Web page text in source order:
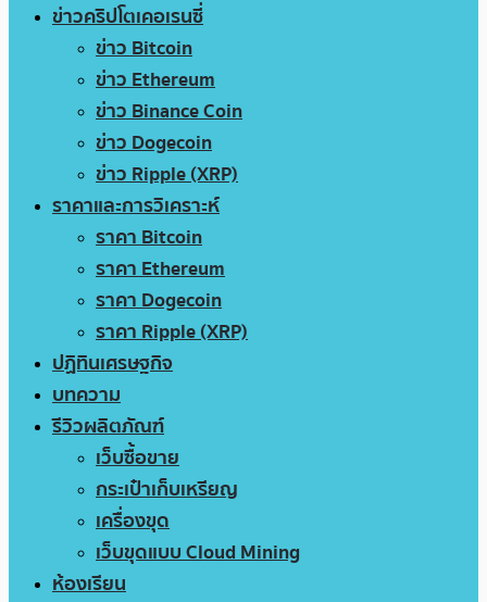
ข่าวคริปโตเคอเรนซี่
ข่าว Bitcoin
ข่าว Ethereum
ข่าว Binance Coin
ข่าว Dogecoin
ข่าว Ripple (XRP)
ราคาและการวิเคราะห์
ราคา Bitcoin
ราคา Ethereum
ราคา Dogecoin
ราคา Ripple (XRP)
ปฏิทินเศรษฐกิจ
บทความ
รีวิวผลิตภัณฑ์
เว็บซื้อขาย
กระเป๋าเก็บเหรียญ
เครื่องขุด
เว็บขุดแบบ Cloud Mining
ห้องเรียน